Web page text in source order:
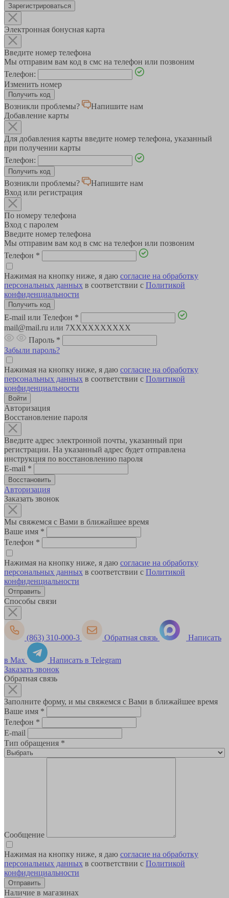
Зарегистрироваться
Электронная бонусная карта
Введите номер телефона
Мы отправим вам код в смс на телефон или позвоним
Телефон:
Изменить номер
Возникли проблемы?
Напишите нам
Добавление карты
Для добавления карты введите номер телефона, указанный
при получении карты
Телефон:
Возникли проблемы?
Напишите нам
Вход или регистрация
По номеру телефона
Вход с паролем
Введите номер телефона
Мы отправим вам код в смс на телефон или позвоним
Телефон *
Нажимая на кнопку ниже, я даю согласие на обработку
персональных данных в соответствии с Политикой
конфиденциальности
E-mail или Телефон *
mail@mail.ru или 7XXXXXXXXXX
Пароль *
Забыли пароль?
Нажимая на кнопку ниже, я даю согласие на обработку
персональных данных в соответствии с Политикой
конфиденциальности
Авторизация
Восстановление пароля
Введите адрес электронной почты, указанный при
регистрации. На указанный адрес будет отправлена
инструкция по восстановлению пароля
E-mail *
Авторизация
Заказать звонок
Мы свяжемся с Вами в ближайшее время
Ваше имя *
Телефон *
Нажимая на кнопку ниже, я даю согласие на обработку
персональных данных в соответствии с Политикой
конфиденциальности
Способы связи
(863) 310-000-3 Обратная связь Написать
в Max
Написать в Telegram
Заказать звонок
Обратная связь
Заполните форму, и мы свяжемся с Вами в ближайшее время
Ваше имя *
Телефон *
E-mail
Тип обращения *
Сообщение
Нажимая на кнопку ниже, я даю согласие на обработку
персональных данных в соответствии с Политикой
конфиденциальности
Наличие в магазинах